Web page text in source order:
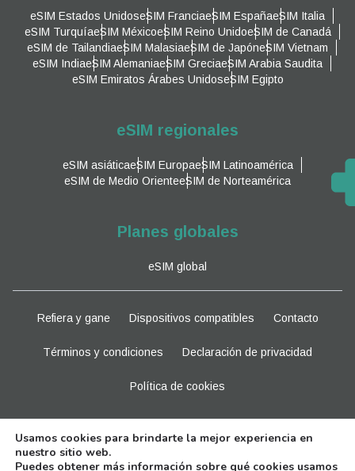
eSIM Estados UnidoseSIM FranciaeSIM EspañaeSIM Italia
eSIM TurquíaeSIM MéxicoeSIM Reino UnidoeSIM de Canadá
eSIM de TailandiaeSIM MalasiaeSIM de JapóneSIM Vietnam
eSIM IndiaeSIM AlemaniaeSIM GreciaeSIM Arabia Saudita
eSIM Emiratos Árabes UnidoseSIM Egipto
eSIM regionales
eSIM asiáticaeSIM EuropaeSIM Latinoamérica
eSIM de Medio OrienteeSIM de Norteamérica
Planes globales
eSIM global
Refiera y gane Dispositivos compatibles Contacto
Términos y condiciones Declaración de privacidad
Política de cookies
Usamos cookies para brindarte la mejor experiencia en
nuestro sitio web.
Puedes obtener más información sobre qué cookies usamos